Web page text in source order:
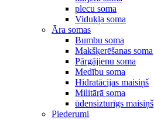
plecu soma
Vidukļa soma
Āra somas
Bumbu soma
Makšķerēšanas soma
Pārgājienu soma
Medību soma
Hidratācijas maisiņš
Militārā soma
ūdensizturīgs maisiņš
Piederumi